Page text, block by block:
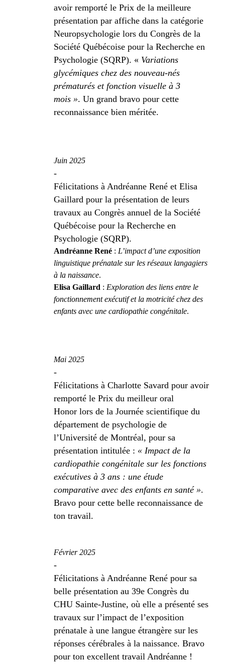
avoir remporté le Prix de la meilleure
présentation par affiche dans la catégorie
Neuropsychologie lors du Congrès de la
Société Québécoise pour la Recherche en
Psychologie (SQRP). « Variations
glycémiques chez des nouveau-nés
prématurés et fonction visuelle à 3
mois ». Un grand bravo pour cette
reconnaissance bien méritée.
Juin 2025
-
Félicitations à Andréanne René et Elisa
Gaillard pour la présentation de leurs
travaux au Congrès annuel de la Société
Québécoise pour la Recherche en
Psychologie (SQRP).
Andréanne René : L’impact d’une exposition
linguistique prénatale sur les réseaux langagiers
à la naissance.
Elisa Gaillard : Exploration des liens entre le
fonctionnement exécutif et la motricité chez des
enfants avec une cardiopathie congénitale.
Mai 2025
-
Félicitations à Charlotte Savard pour avoir
remporté le Prix du meilleur oral
Honor lors de la Journée scientifique du
département de psychologie de
l’Université de Montréal, pour sa
présentation intitulée : « Impact de la
cardiopathie congénitale sur les fonctions
exécutives à 3 ans : une étude
comparative avec des enfants en santé ».
Bravo pour cette belle reconnaissance de
ton travail.
Février 2025
-
Félicitations à Andréanne René pour sa
belle présentation au 39e Congrès du
CHU Sainte-Justine, où elle a présenté ses
travaux sur l’impact de l’exposition
prénatale à une langue étrangère sur les
réponses cérébrales à la naissance. Bravo
pour ton excellent travail Andréanne !